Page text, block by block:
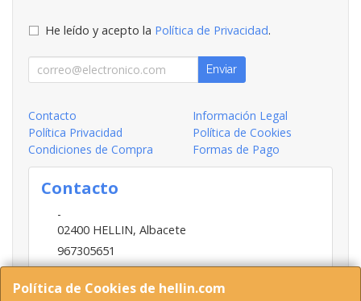
Política de Cookies de hellin.com
He leído y acepto la Política de Privacidad.
Enviar
Contacto
Información Legal
Política Privacidad
Política de Cookies
Condiciones de Compra
Formas de Pago
Contacto
-
02400 HELLIN, Albacete
967305651
INFO@HELLIN.COM